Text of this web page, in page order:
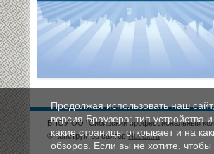
БПОУ ОО "Сибирский профессиональный
© Конструктор сайтовNubex.ru
Продолжая использовать наш
версия Браузера; тип устройства
какие страницы открывает и на
обзоров. Если вы не хотите,